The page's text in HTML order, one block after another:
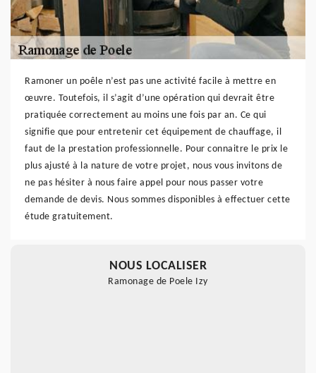
Ramoner un poêle n’est pas une activité facile à mettre en
œuvre. Toutefois, il s’agit d’une opération qui devrait être
pratiquée correctement au moins une fois par an. Ce qui
signifie que pour entretenir cet équipement de chauffage, il
faut de la prestation professionnelle. Pour connaitre le prix le
plus ajusté à la nature de votre projet, nous vous invitons de
ne pas hésiter à nous faire appel pour nous passer votre
demande de devis. Nous sommes disponibles à effectuer cette
étude gratuitement.
NOUS LOCALISER
Ramonage de Poele Izy